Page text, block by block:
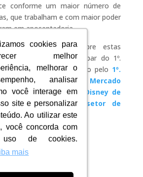
cookies para
melhor
melhorar o
analisar
você interage em
site e personalizar
Ao utilizar este
você concorda com
de cookies.
mais
cookies para
melhor
melhorar o
analisar
você interage em
site e personalizar
Ao utilizar este
você concorda com
de cookies.
mais
conforme um maior número de
que trabalham e com maior poder
em aposentadoria.
e se atualizar sobre estas
você a participar do 1º.
Hospitalidade, composto pelo 1º.
para o Mercado
Workshop “O Jeito Disney de
aplicado ao setor de